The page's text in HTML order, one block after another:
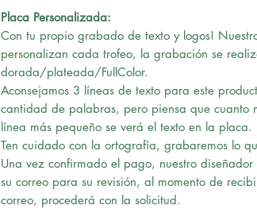
Placa Personalizada:
Con tu propio grabado de texto y logos!
personalizan cada trofeo, la grabación se
dorada/plateada/FullColor.
Aconsejamos 3 líneas de texto para este
cantidad de palabras, pero piensa que cuanto
línea más pequeño se verá el texto en la placa.
Ten cuidado con la ortografía, grabaremos lo
Una vez confirmado el pago, nuestro
su correo para su revisión, al momento de
correo, procederá con la solicitud.